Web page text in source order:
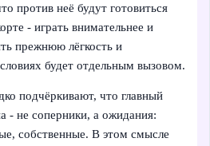
против неё будут готовиться
- играть внимательнее и
прежнюю лёгкость и
будет отдельным вызовом.
подчёркивают, что главный
- не соперники, а ожидания:
собственные. В этом смысле